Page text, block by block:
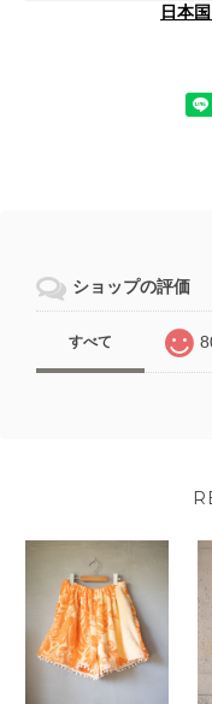
日本
ショップの評価
すべて